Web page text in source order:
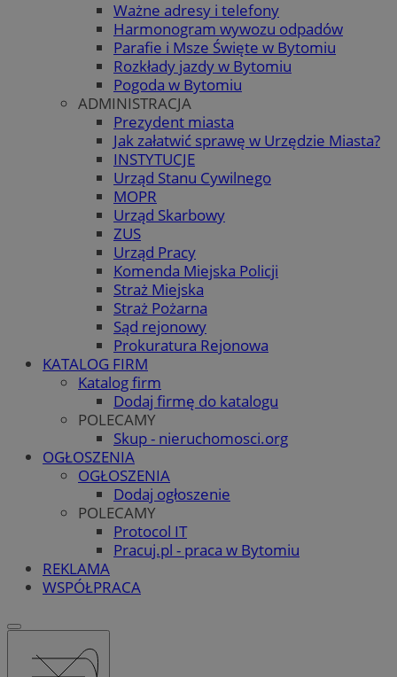
Ważne adresy i telefony
Harmonogram wywozu odpadów
Parafie i Msze Święte w Bytomiu
Rozkłady jazdy w Bytomiu
Pogoda w Bytomiu
ADMINISTRACJA
Prezydent miasta
Jak załatwić sprawę w Urzędzie Miasta?
INSTYTUCJE
Urząd Stanu Cywilnego
MOPR
Urząd Skarbowy
ZUS
Urząd Pracy
Komenda Miejska Policji
Straż Miejska
Straż Pożarna
Sąd rejonowy
Prokuratura Rejonowa
KATALOG FIRM
Katalog firm
Dodaj firmę do katalogu
POLECAMY
Skup - nieruchomosci.org
OGŁOSZENIA
OGŁOSZENIA
Dodaj ogłoszenie
POLECAMY
Protocol IT
Pracuj.pl - praca w Bytomiu
REKLAMA
WSPÓŁPRACA